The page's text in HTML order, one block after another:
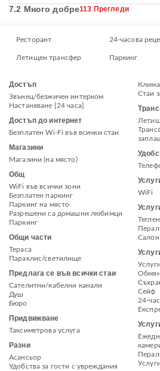
7.2 Много добре113 Прегледи
Ресторант 24-часова
Летищен трансфер Паркинг
Достъп
Звънец/безжичен интерком
Настаняване [24 часа]
Достъп до интернет
Безплатен Wi-Fi във всички стаи
Магазини
Магазини (на място)
Общ
WiFi във всички зони
Безплатен паркинг
Паркинг на място
Разрешени са домашни любимци
Паркинг
Общи части
Тераса
Параклис/светилище
Предлага се във всички стаи
Сателитни/кабелни канали
Душ
Бюро
Придвижване
Таксиметрова услуга
Разни
Асансьор
Удобства за гости с увреждания
Стаи
WiFi
Салон
Сейф
24-